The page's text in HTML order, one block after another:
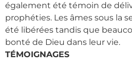
également été témoin de
prophéties. Les âmes sous la
été libérées tandis que
bonté de Dieu dans leur vie.
TÉMOIGNAGES